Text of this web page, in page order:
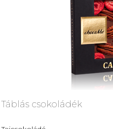
Táblás csokoládék